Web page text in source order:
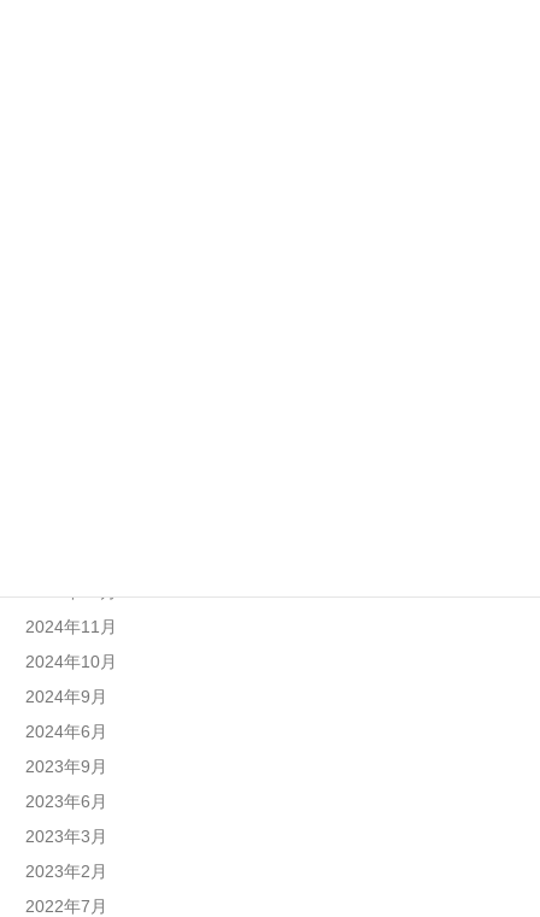
2024年11月
2024年10月
2024年9月
2024年6月
2023年9月
2023年6月
2023年3月
2023年2月
2022年7月